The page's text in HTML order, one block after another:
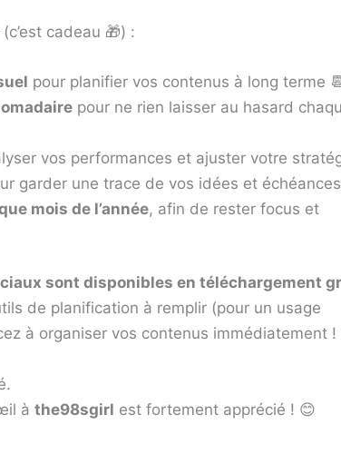
cadeau 🎁) :
pour planifier vos contenus à long terme
pour ne rien laisser au hasard
vos performances et ajuster votre
garder une trace de vos idées et
mois de l’année, afin de rester focus et
sont disponibles en téléchargement
de planification à remplir (pour un usage
à organiser vos contenus immédiatement
à the98sgirl est fortement apprécié ! 😊